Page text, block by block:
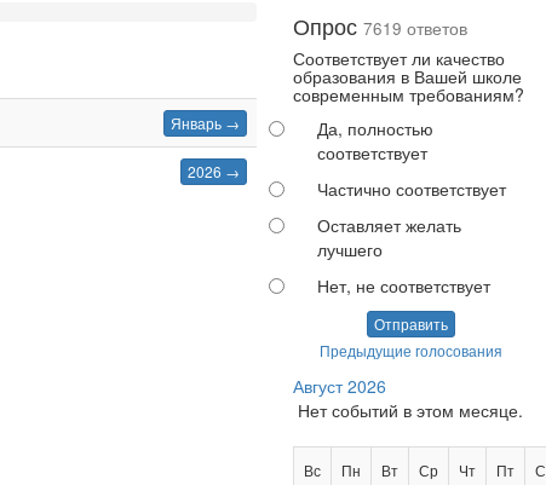
Январь →
2026 →
Опрос 7619 ответов
Соответствует ли качество
образования в Вашей школе
современным требованиям?
Да, полностью
соответствует
Частично соответствует
Оставляет желать
лучшего
Нет, не соответствует
Отправить
Предыдущие голосования
Август 2026
Нет событий в этом месяце.
Вс Пн Вт Ср Чт Пт